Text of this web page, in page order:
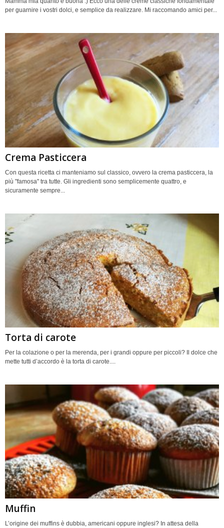
per guarnire i vostri dolci, e semplice da realizzare. Mi raccomando amici per...
Crema Pasticcera
Con questa ricetta ci manteniamo sul classico, ovvero la crema pasticcera, la
più "famosa" tra tutte. Gli ingredienti sono semplicemente quattro, e
sicuramente sempre...
Torta di carote
Per la colazione o per la merenda, per i grandi oppure per piccoli? Il dolce che
mette tutti d’accordo è la torta di carote....
Muffin
L’origine dei muffins è dubbia, americani oppure inglesi? In attesa della